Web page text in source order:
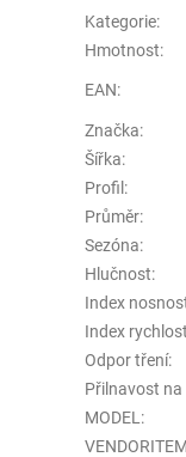
Kategorie:
Hmotnost:
EAN:
Značka:
Šířka:
Profil :
Průměr:
Sezóna:
Hlučnost:
Index
Index
Odpor tření:
Přilnavost na
MODEL :